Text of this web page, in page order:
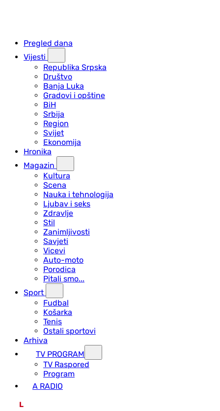
Pregled dana
Vijesti
Republika Srpska
Društvo
Banja Luka
Gradovi i opštine
BiH
Srbija
Region
Svijet
Ekonomija
Hronika
Magazin
Kultura
Scena
Nauka i tehnologija
Ljubav i seks
Zdravlje
Stil
Zanimljivosti
Savjeti
Vicevi
Auto-moto
Porodica
Pitali smo...
Sport
Fudbal
Košarka
Tenis
Ostali sportovi
Arhiva
TV PROGRAM
ТV Raspored
Program
A RADIO
L